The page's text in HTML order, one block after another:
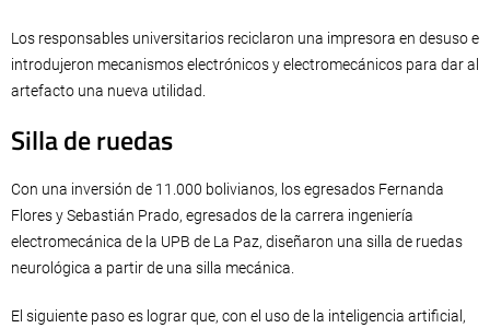
Los responsables universitarios reciclaron una impresora en desuso e
introdujeron mecanismos electrónicos y electromecánicos para dar al
artefacto una nueva utilidad.
Silla de ruedas
Con una inversión de 11.000 bolivianos, los egresados Fernanda
Flores y Sebastián Prado, egresados de la carrera ingeniería
electromecánica de la UPB de La Paz, diseñaron una silla de ruedas
neurológica a partir de una silla mecánica.
El siguiente paso es lograr que, con el uso de la inteligencia artificial,